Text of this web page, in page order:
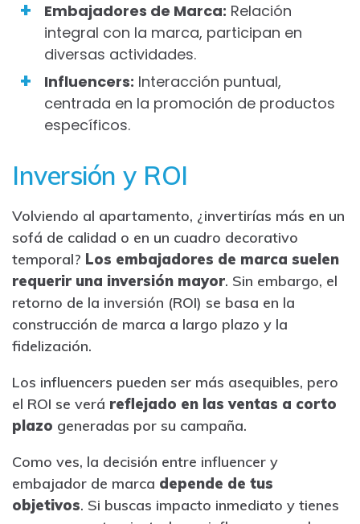
Embajadores de Marca: Relación
integral con la marca, participan en
diversas actividades.
Influencers: Interacción puntual,
centrada en la promoción de productos
específicos.
Inversión y ROI
Volviendo al apartamento, ¿invertirías más en un
sofá de calidad o en un cuadro decorativo
temporal? Los embajadores de marca suelen
requerir una inversión mayor. Sin embargo, el
retorno de la inversión (ROI) se basa en la
construcción de marca a largo plazo y la
fidelización.
Los influencers pueden ser más asequibles, pero
el ROI se verá reflejado en las ventas a corto
plazo generadas por su campaña.
Como ves, la decisión entre influencer y
embajador de marca depende de tus
objetivos. Si buscas impacto inmediato y tienes